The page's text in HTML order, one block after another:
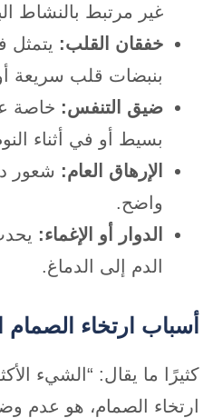
غير مرتبط بالنشاط
خفقان القلب:
بنبضات قلب سريعة
ضيق التنفس: خاصة
بسيط أو في أثناء
الإرهاق العام: شعور
واضح.
الدوار أو الإغماء:
الدم إلى الدماغ.
أسباب ارتخاء الصمام
كثيرًا ما يقال: “الشيء
ارتخاء الصمام، هو عدم